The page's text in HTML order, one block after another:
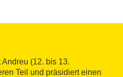
(12. bis 13.
Teil und präsidiert einen